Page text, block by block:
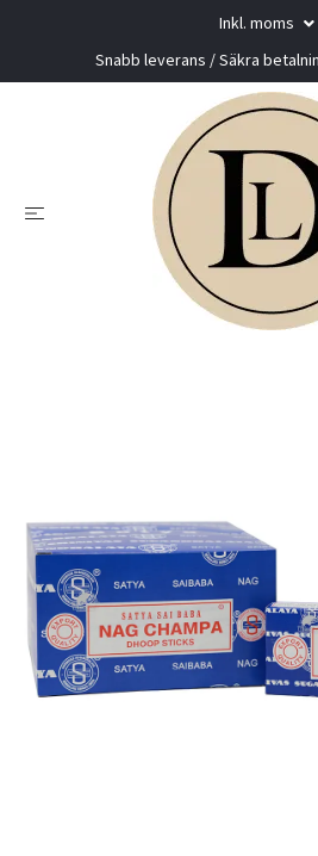
Inkl. moms
Snabb leverans / Säkra